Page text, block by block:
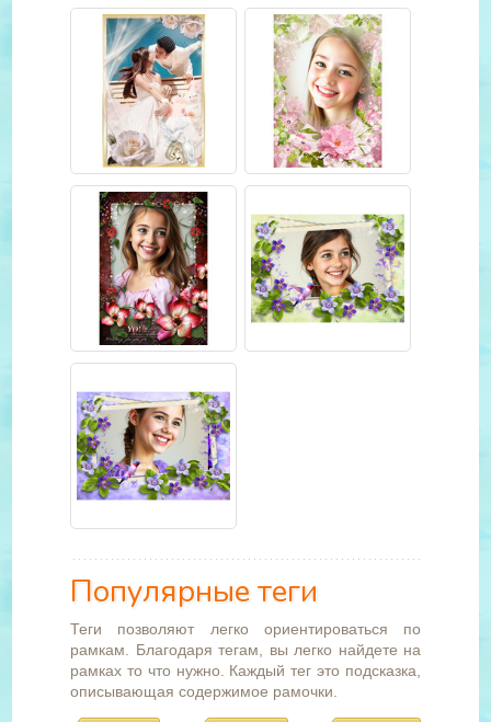
Популярные теги
Теги позволяют легко ориентироваться по
рамкам. Благодаря тегам, вы легко найдете на
рамках то что нужно. Каждый тег это подсказка,
описывающая содержимое рамочки.